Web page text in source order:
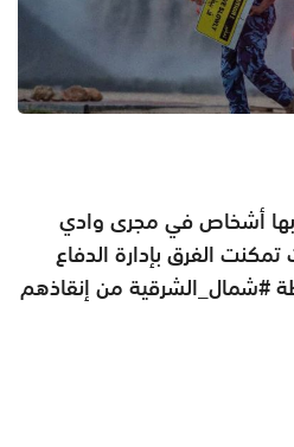
وبها أشخاص في مجرى وادي
الفرق بإدارة الدفاع
⁧‫#شمال_الشرقية‬⁩ من إنقاذهم